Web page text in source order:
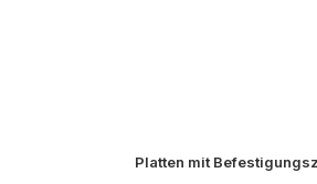
Platten mit